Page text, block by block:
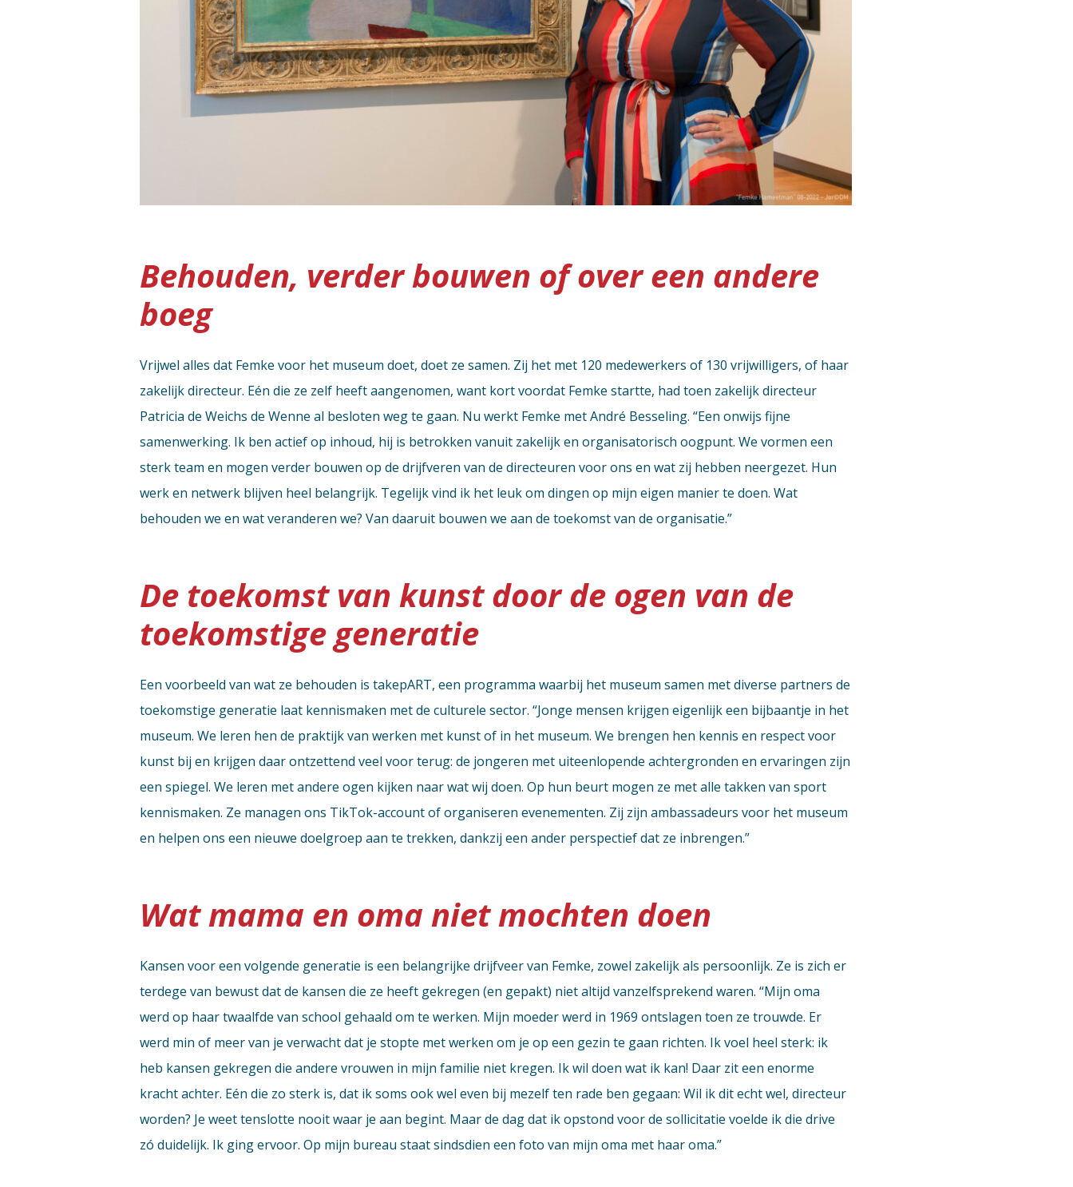
Behouden, verder bouwen of over een andere
boeg
Vrijwel alles dat Femke voor het museum doet, doet ze samen. Zij het met 120 medewerkers of 130 vrijwilligers, of haar
zakelijk directeur. Eén die ze zelf heeft aangenomen, want kort voordat Femke startte, had toen zakelijk directeur
Patricia de Weichs de Wenne al besloten weg te gaan. Nu werkt Femke met André Besseling. “Een onwijs fijne
samenwerking. Ik ben actief op inhoud, hij is betrokken vanuit zakelijk en organisatorisch oogpunt. We vormen een
sterk team en mogen verder bouwen op de drijfveren van de directeuren voor ons en wat zij hebben neergezet. Hun
werk en netwerk blijven heel belangrijk. Tegelijk vind ik het leuk om dingen op mijn eigen manier te doen. Wat
behouden we en wat veranderen we? Van daaruit bouwen we aan de toekomst van de organisatie.”
De toekomst van kunst door de ogen van de
toekomstige generatie
Een voorbeeld van wat ze behouden is takepART, een programma waarbij het museum samen met diverse partners de
toekomstige generatie laat kennismaken met de culturele sector. “Jonge mensen krijgen eigenlijk een bijbaantje in het
museum. We leren hen de praktijk van werken met kunst of in het museum. We brengen hen kennis en respect voor
kunst bij en krijgen daar ontzettend veel voor terug: de jongeren met uiteenlopende achtergronden en ervaringen zijn
een spiegel. We leren met andere ogen kijken naar wat wij doen. Op hun beurt mogen ze met alle takken van sport
kennismaken. Ze managen ons TikTok-account of organiseren evenementen. Zij zijn ambassadeurs voor het museum
en helpen ons een nieuwe doelgroep aan te trekken, dankzij een ander perspectief dat ze inbrengen.”
Wat mama en oma niet mochten doen
Kansen voor een volgende generatie is een belangrijke drijfveer van Femke, zowel zakelijk als persoonlijk. Ze is zich er
terdege van bewust dat de kansen die ze heeft gekregen (en gepakt) niet altijd vanzelfsprekend waren. “Mijn oma
werd op haar twaalfde van school gehaald om te werken. Mijn moeder werd in 1969 ontslagen toen ze trouwde. Er
werd min of meer van je verwacht dat je stopte met werken om je op een gezin te gaan richten. Ik voel heel sterk: ik
heb kansen gekregen die andere vrouwen in mijn familie niet kregen. Ik wil doen wat ik kan! Daar zit een enorme
kracht achter. Eén die zo sterk is, dat ik soms ook wel even bij mezelf ten rade ben gegaan: Wil ik dit echt wel, directeur
worden? Je weet tenslotte nooit waar je aan begint. Maar de dag dat ik opstond voor de sollicitatie voelde ik die drive
zó duidelijk. Ik ging ervoor. Op mijn bureau staat sindsdien een foto van mijn oma met haar oma.”